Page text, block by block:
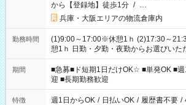
から【登録地】徒歩1分 / …
兵庫・大阪エリアの物流倉庫内
勤務時間
(1)9:00～17:00※休憩1ｈ (2)17:30～
憩1ｈ 日勤・夕勤・夜勤からお選びいた
わせて働けるお仕事です(*^^*) 【その他選べる勤務時間】 8-17
時/9-17時/9-18時/10-18時/11-21時/18-
時/22-翌6時/0-翌8時 ご自身のご都合で選
フト！
期間
■急募■ド短期1日だけOK☆ ■単発OK ■
迎 ■長期勤務歓迎
特徴 週1日からOK / 日払いOK / 履歴書不要 /